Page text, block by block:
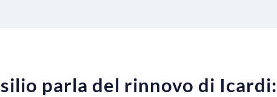
parla del rinnovo di